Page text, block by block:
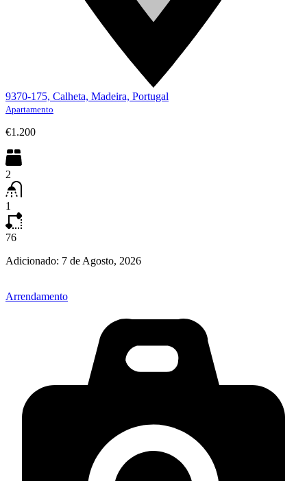
9370-175, Calheta, Madeira, Portugal
Apartamento
€1.200
2
1
76
Adicionado: 7 de Agosto, 2026
Arrendamento